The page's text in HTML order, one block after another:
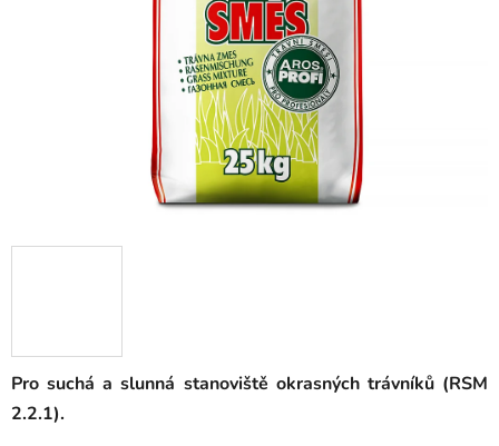
Pro suchá a slunná stanoviště okrasných trávníků (RSM
2.2.1).